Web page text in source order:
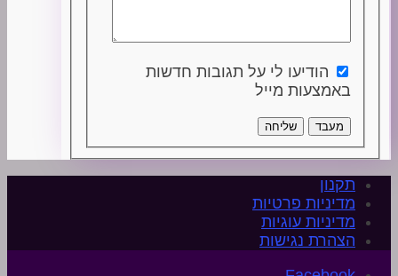
הודיעו לי על תגובות חדשות
באמצעות מייל
מעבד שליחה
תקנון
מדיניות פרטיות
מדיניות עוגיות
הצהרת נגישות